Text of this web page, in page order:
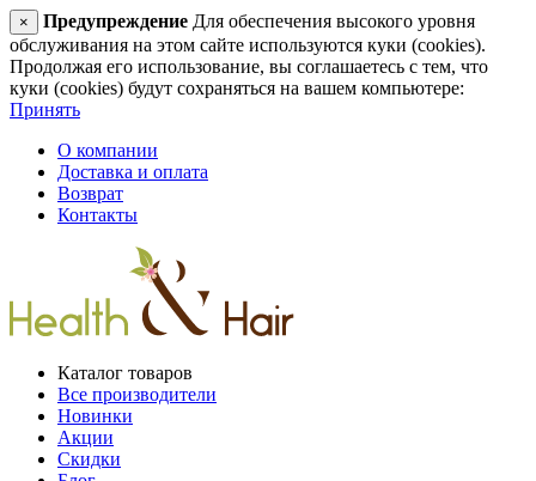
× Предупреждение Для обеспечения высокого уровня
обслуживания на этом сайте используются куки (cookies).
Продолжая его использование, вы соглашаетесь с тем, что
куки (cookies) будут сохраняться на вашем компьютере:
Принять
О компании
Доставка и оплата
Возврат
Контакты
Каталог товаров
Все производители
Новинки
Акции
Скидки